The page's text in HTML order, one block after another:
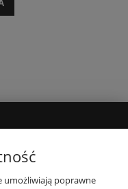
umożliwiają poprawne